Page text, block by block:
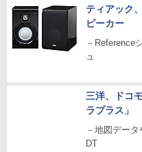
ティアック
ピーカー
－Reference
ュ
三洋、ドコ
ラプラス」
－地図デー
DT